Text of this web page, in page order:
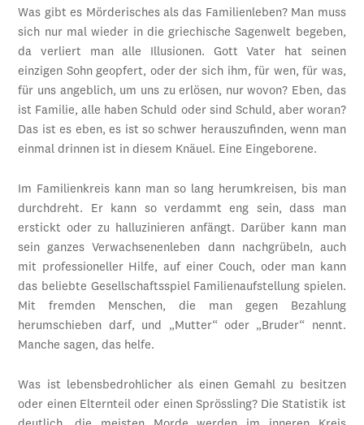
Was gibt es Mörderisches als das Familienleben? Man muss
sich nur mal wieder in die griechische Sagenwelt begeben,
da verliert man alle Illusionen. Gott Vater hat seinen
einzigen Sohn geopfert, oder der sich ihm, für wen, für was,
für uns angeblich, um uns zu erlösen, nur wovon? Eben, das
ist Familie, alle haben Schuld oder sind Schuld, aber woran?
Das ist es eben, es ist so schwer herauszufinden, wenn man
einmal drinnen ist in diesem Knäuel. Eine Eingeborene.
Im Familienkreis kann man so lang herumkreisen, bis man
durchdreht. Er kann so verdammt eng sein, dass man
erstickt oder zu halluzinieren anfängt. Darüber kann man
sein ganzes Verwachsenenleben dann nachgrübeln, auch
mit professioneller Hilfe, auf einer Couch, oder man kann
das beliebte Gesellschaftsspiel Familienaufstellung spielen.
Mit fremden Menschen, die man gegen Bezahlung
herumschieben darf, und „Mutter“ oder „Bruder“ nennt.
Manche sagen, das helfe.
Was ist lebensbedrohlicher als einen Gemahl zu besitzen
oder einen Elternteil oder einen Sprössling? Die Statistik ist